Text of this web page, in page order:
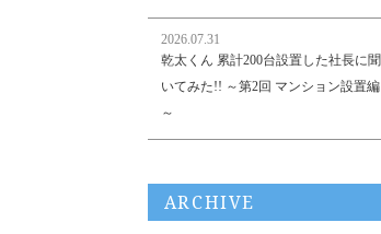
2026.07.31
乾太くん 累計200台設置した社長に聞
いてみた!! ～第2回 マンション設置編
～
ARCHIVE